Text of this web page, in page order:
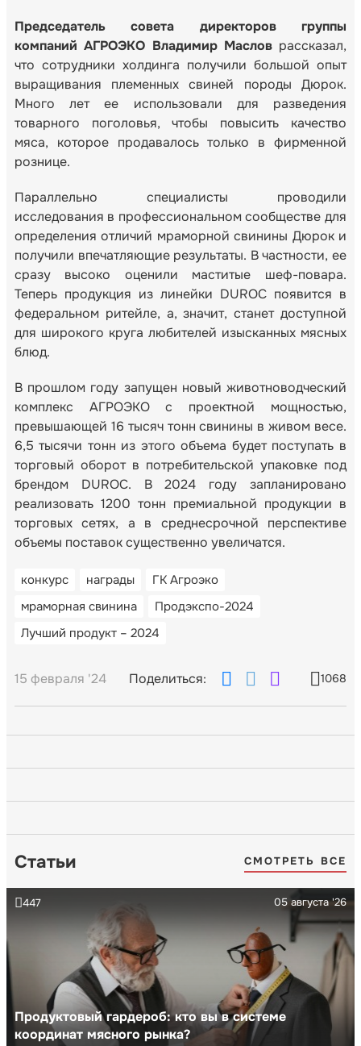
Председатель совета директоров группы
компаний АГРОЭКО Владимир Маслов рассказал,
что сотрудники холдинга получили большой опыт
выращивания племенных свиней породы Дюрок.
Много лет ее использовали для разведения
товарного поголовья, чтобы повысить качество
мяса, которое продавалось только в фирменной
рознице.
Параллельно специалисты проводили
исследования в профессиональном сообществе для
определения отличий мраморной свинины Дюрок и
получили впечатляющие результаты. В частности, ее
сразу высоко оценили маститые шеф-повара.
Теперь продукция из линейки DUROC появится в
федеральном ритейле, а, значит, станет доступной
для широкого круга любителей изысканных мясных
блюд.
В прошлом году запущен новый животноводческий
комплекс АГРОЭКО с проектной мощностью,
превышающей 16 тысяч тонн свинины в живом весе.
6,5 тысячи тонн из этого объема будет поступать в
торговый оборот в потребительской упаковке под
брендом DUROC. В 2024 году запланировано
реализовать 1200 тонн премиальной продукции в
торговых сетях, а в среднесрочной перспективе
объемы поставок существенно увеличатся.
конкурс награды
ГК Агроэко
мраморная свинина
Продэкспо-2024
Лучший продукт – 2024
15 февраля '24 Поделиться: 1068
Статьи СМОТРЕТЬ ВСЕ
Продуктовый гардероб: кто вы в системе
координат мясного рынка?
05 августа '26
447